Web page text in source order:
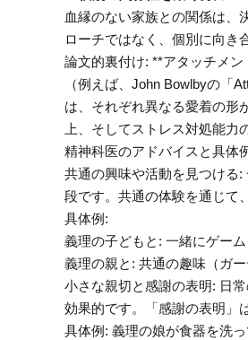
血縁のない家族との関係は、
ローチではなく、個別に向き
論文的裏付け: **アタッチメ
（例えば、John Bowlbyの「
は、それぞれ異なる愛着の形
上、そしてストレス対処能力
精神科医のアドバイスと具体
共通の興味や活動を見つける
段です。共通の体験を通じて
具体例:
義理の子どもと: 一緒にゲー
義理の親と: 共通の趣味（ガ
小さな親切と感謝の表明: 日
効果的です。「感謝の表明」
具体例: 義理の娘が食器を洗